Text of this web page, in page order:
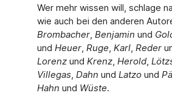
Wer mehr wissen will, schlage
wie auch bei den anderen
Brombacher, Benjamin und
und Heuer, Ruge, Karl, Reder
Lorenzund Krenz, Herold,
Villegas, Dahn und Latzound
Hahn und Wüste.